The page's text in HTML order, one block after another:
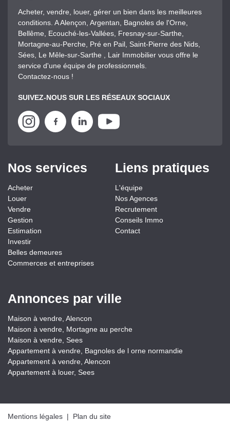
Acheter, vendre, louer, gérer un bien dans les meilleures
conditions. A Alençon, Argentan, Bagnoles de l'Orne,
Bellême, Ecouché-les-Vallées, Fresnay-sur-Sarthe,
Mortagne-au-Perche, Pré en Pail, Saint-Pierre des Nids,
Sées, Le Mêle-sur-Sarthe , Lair Immobilier vous offre le
service d'une équipe de professionnels.
Contactez-nous !
SUIVEZ-NOUS SUR LES RÉSEAUX SOCIAUX
Nos services
Acheter
Louer
Vendre
Gestion
Estimation
Investir
Belles demeures
Commerces et entreprises
Liens pratiques
L'équipe
Nos Agences
Recrutement
Conseils Immo
Contact
Annonces par ville
Maison à vendre, Alencon
Maison à vendre, Mortagne au perche
Maison à vendre, Sees
Appartement à vendre, Bagnoles de l orne normandie
Appartement à vendre, Alencon
Appartement à louer, Sees
Mentions légales | Plan du site